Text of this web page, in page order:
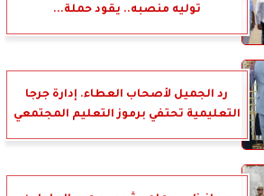
توليه منصبه.. يقود حملة...
رد الجميل لأصحاب العطاء. إدارة جرجا
التعليمية تحتفي برموز التعليم المجتمعي